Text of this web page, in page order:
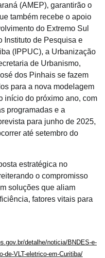
(AMEP), garantirão o
também recebe o apoio
do Extremo Sul
Instituto de Pesquisa e
(IPPUC), a Urbanização
de Urbanismo,
dos Pinhais se fazem
para a nova modelagem
início do próximo ano, com
programadas e a
para junho de 2025,
até setembro do
estratégica no
o compromisso
soluções que aliam
fatores vitais para
detalhe/noticia/BNDES-e-
de-VLT-eletrico-em-Curitiba/